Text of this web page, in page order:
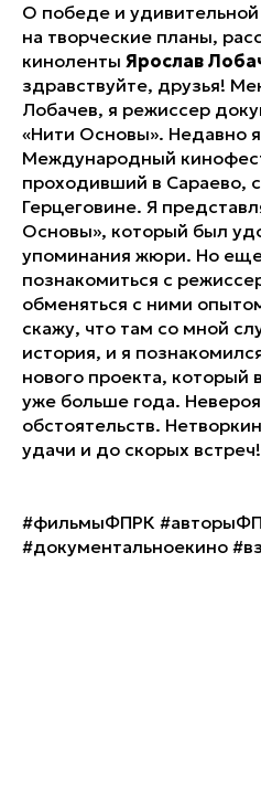
О победе и
на творческие планы,
киноленты Ярослав
здравствуйте, друзья!
Лобачев, я режиссер
«Нити Основы». Недавно
Международный
проходивший в Сараево,
Герцеговине. Я
Основы», который был
упоминания жюри. Но
познакомиться с
обменяться с ними
скажу, что там со мной
история, и я
нового проекта, который
уже больше года.
обстоятельств.
удачи и до скорых
#фильмыФПРК
#документальноекино